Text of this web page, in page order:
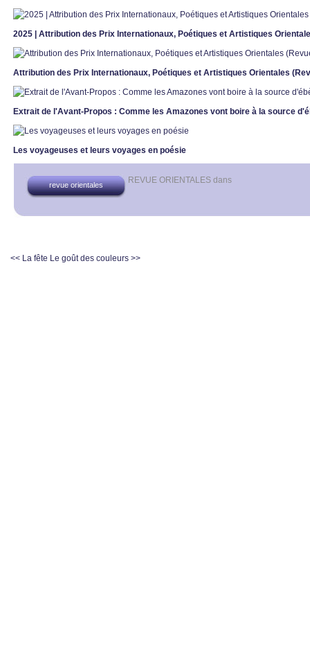
2025 | Attribution des Prix Internationaux, Poétiques et Artistiques
Attribution des Prix Internationaux, Poétiques et Artistiques Orientales
Extrait de l'Avant-Propos : Comme les Amazones vont boire à la source
Les voyageuses et leurs voyages en poésie
REVUE ORIENTALES dans
revue orientales
<< La fête Le goût des couleurs >>